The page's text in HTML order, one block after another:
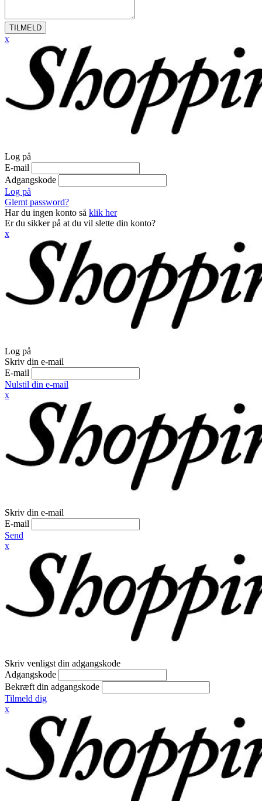
TILMELD
x
Log på
E-mail
Adgangskode
Log på
Glemt password?
Har du ingen konto så klik her
Er du sikker på at du vil slette din konto?
x
Log på
Skriv din e-mail
E-mail
Nulstil din e-mail
x
Skriv din e-mail
E-mail
Send
x
Skriv venligst din adgangskode
Adgangskode
Bekræft din adgangskode
Tilmeld dig
x